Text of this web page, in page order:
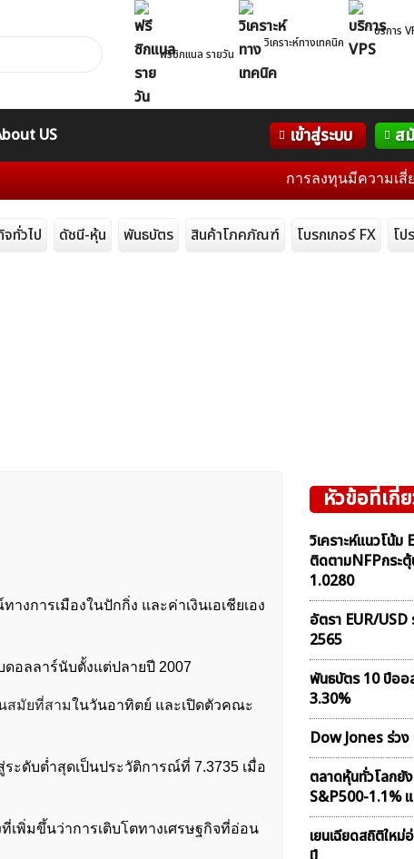
ฟรีซิกแนล รายวัน
วิเคราะห์ทางเทคนิค
บริการ
US เข้าสู่ระบบ ส
WelTrade
การลงทุนมีความเสี่ยง
ทั่วไป ดัชนี-หุ้น พันธบัตร สินค้าโภคภัณฑ์ โบรกเกอร์ FX
โป
การเมืองในปักกิ่ง และค่าเงินเอเชียเอง
ดอลลาร์นับตั้งแต่ปลายปี 2007
สมัยที่สามในวันอาทิตย์ และเปิดตัวคณะ
ระดับต่ำสุดเป็นประวัติการณ์ที่ 7.3735 เมื่อ
เพิ่มขึ้นว่าการเติบโตทางเศรษฐกิจที่อ่อน
หัวข้อที่เกี่
วิเคราะห์แนวโน้ม
ติดตามNFPกระ
1.0280
อัตรา EUR/USD
2565
พันธบัตร 10 ปีออ
3.30%
Dow Jones ร่ว
ตลาดหุ้นทั่วโลกยั
S&P500-1.1%
เยนเฉียดสถิติให